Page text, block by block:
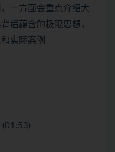
一方面会重点介绍大
后蕴含的极限思想，
实际案例
(01:53)